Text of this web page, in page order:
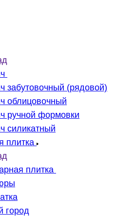
забутовочный (рядовой)
облицовочный
ручной формовки
силикатный
плитка
плитка
город